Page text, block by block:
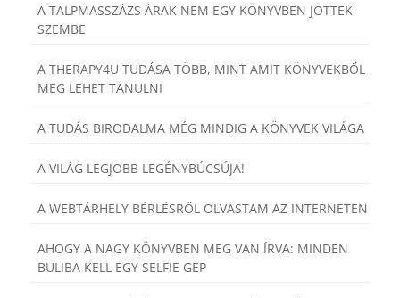
A TALPMASSZÁZS ÁRAK NEM EGY KÖNYVBEN JÖTTEK
SZEMBE
A THERAPY4U TUDÁSA TÖBB, MINT AMIT KÖNYVEKBŐL
MEG LEHET TANULNI
A TUDÁS BIRODALMA MÉG MINDIG A KÖNYVEK VILÁGA
A VILÁG LEGJOBB LEGÉNYBÚCSÚJA!
A WEBTÁRHELY BÉRLÉSRŐL OLVASTAM AZ INTERNETEN
AHOGY A NAGY KÖNYVBEN MEG VAN ÍRVA: MINDEN
BULIBA KELL EGY SELFIE GÉP